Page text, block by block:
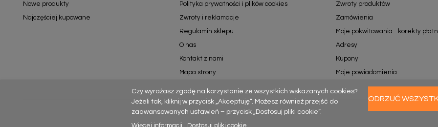
Nowe produkty
Najczęściej kupowane
Polityka prywatności i plików cookies
Zwroty i reklamacje
Regulamin sklepu
O nas
Kontakt z nami
Mapa strony
Zwroty produktów
Zamówienia
Moje pokwitowania - korekty
Adresy
Kupony
Moje powiadomienia
Czy wyrażasz zgodę na korzystanie ze wszystkich wskazanych cookies?
Jeżeli tak, kliknij w przycisk „Akceptuję”. Możesz również przejść do
zaawansowanych ustawień – przycisk „Dostosuj pliki cookie”.
Więcej informacji
Dostosuj pliki cookie
ODRZUĆ